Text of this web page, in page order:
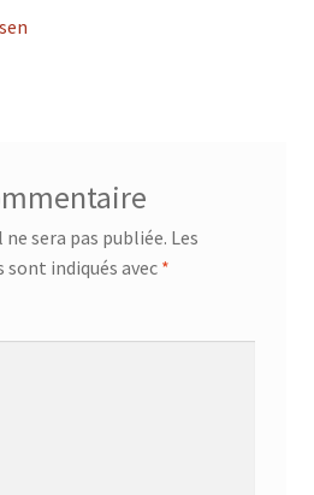
sera pas publiée. Les
indiqués avec *